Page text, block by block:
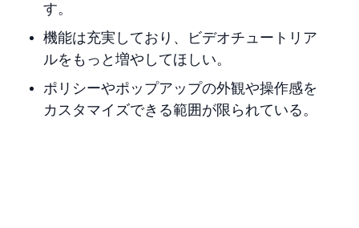
す。
機能は充実しており、ビデオチュートリア
ルをもっと増やしてほしい。
ポリシーやポップアップの外観や操作感を
カスタマイズできる範囲が限られている。